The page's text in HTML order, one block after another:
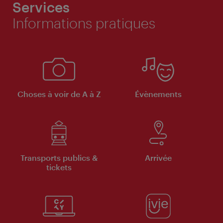
Services
Informations pratiques
Choses à voir de A à Z Évènements
Transports publics &
tickets
Arrivée